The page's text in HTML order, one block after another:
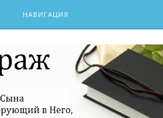
НАВИГАЦИЯ